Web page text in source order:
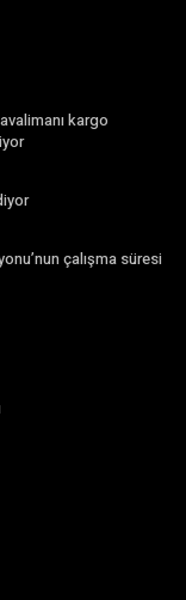
kargo
çalışma süresi